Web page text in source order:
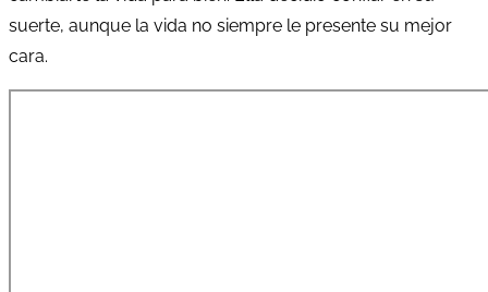
suerte, aunque la vida no siempre le presente su mejor
cara.